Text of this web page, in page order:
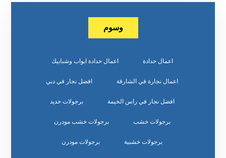
وسوم
اعمال حدادة اعمال حدادة ابواب وشبابيك
اعمال نجارة في الشارقة افضل نجار في دبي
افضل نجار في راس الخيمة برجولات حديد
برجولات خشب برجولات خشب مودرن
برجولات خشبية برجولات مودرن